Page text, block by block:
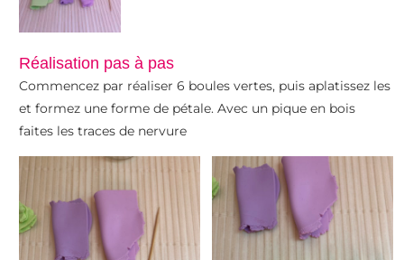
Faites cuire toutes vos créations au four à 110°C pendant
Réalisation pas à pas
Commencez par réaliser 6 boules vertes, puis aplatissez les
et formez une forme de pétale. Avec un pique en bois
faites les traces de nervure